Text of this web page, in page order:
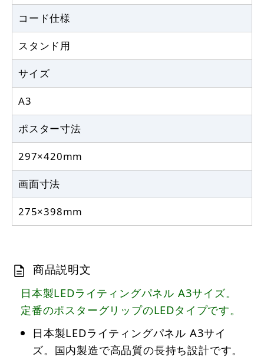
コード仕様
スタンド用
サイズ
A3
ポスター寸法
297×420mm
画面寸法
275×398mm
商品説明文
日本製LEDライティングパネル A3サイズ。
定番のポスターグリップのLEDタイプです。
日本製LEDライティングパネル A3サイ
ズ。国内製造で高品質の長持ち設計です。